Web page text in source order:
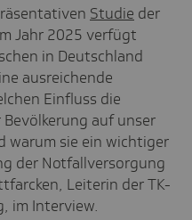
Studie der
Jahr 2025 verfügt
in Deutschland
ausreichende
Einfluss die
auf unser
warum sie ein wichtiger
der Notfallversorgung
Leiterin der TK-
im Interview.